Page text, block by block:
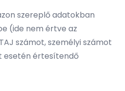
szereplő adatokban
(ide nem értve az
számot, személyi számot
esetén értesítendő